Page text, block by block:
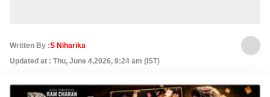
Written By :S Niharika
Updated at : Thu, June 4,2026, 9:24 am (IST)